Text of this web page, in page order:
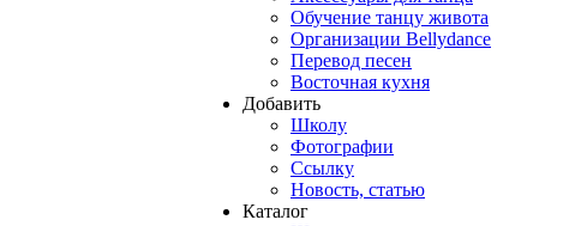
Обучение танцу живота
Организации Bellydance
Перевод песен
Восточная кухня
Добавить
Школу
Фотографии
Ссылку
Новость, статью
Каталог